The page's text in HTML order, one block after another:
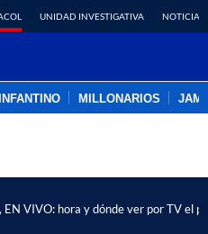
UNIDAD INVESTIGATIVA NOTICIAS
MILLONARIOS
EN VIVO: hora y dónde ver por TV el